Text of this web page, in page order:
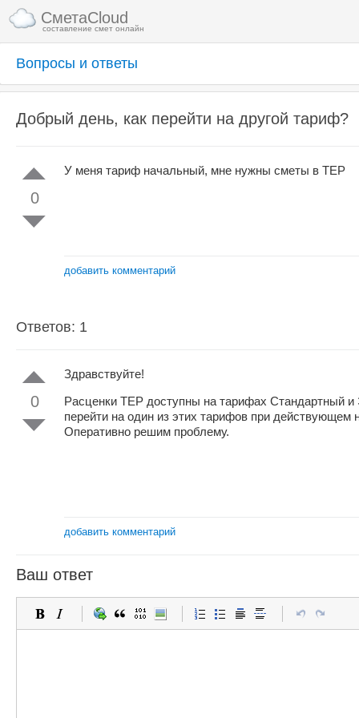
СметаCloud
составление смет онлайн
Вопросы и ответы
Добрый день, как перейти на другой тариф?
0
У меня тариф начальный, мне нужны сметы в ТЕР
добавить комментарий
Ответов: 1
0
Здравствуйте!
Расценки ТЕР доступны на тарифах Стандартный
перейти на один из этих тарифов при
Оперативно решим проблему.
добавить комментарий
Ваш ответ